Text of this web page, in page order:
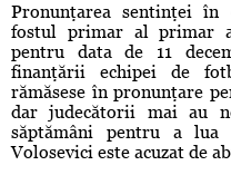
Pronunţarea sentinţei
fostul primar al primar
pentru data de 11
finanţării echipei de
rămăsese în pronunţare
dar judecătorii mai au
săptămâni pentru a
Volosevici este acuzat de